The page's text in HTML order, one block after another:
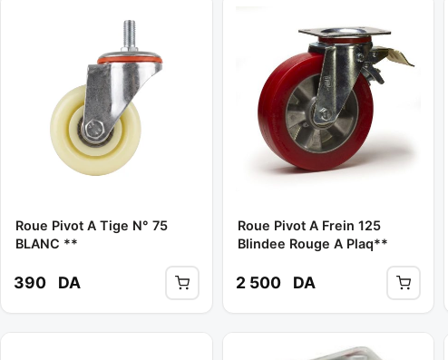
Roue Pivot A Tige N° 75
BLANC **
390 DA
Roue Pivot A Frein 125
Blindee Rouge A Plaq**
2 500 DA